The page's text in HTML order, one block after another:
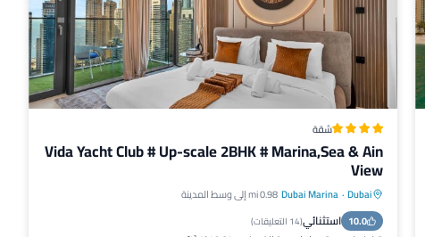
شقة
Vida Yacht Club # Up-scale 2BHK # Marina,Sea & Ain
View
Dubai
·
Dubai Marina 0.98 mi إلى وسط المدينة
10.0 استثنائي(14 التعليقات )
مواجه للمحيط إفطار
موقف سيارات
مسبح